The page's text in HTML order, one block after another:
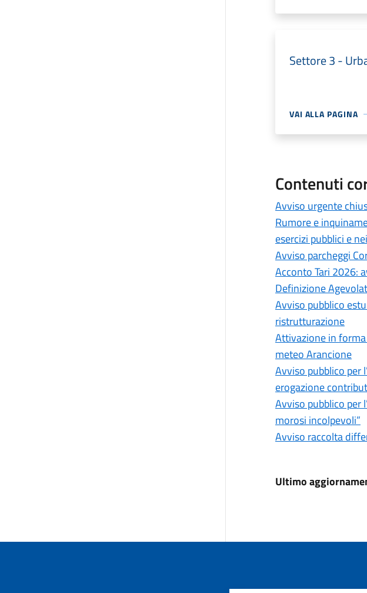
Settore 3 -
VAI ALLA PAGINA
Contenuti
Avviso urgente
Rumore e
esercizi pubblici e
Avviso parcheggi
Acconto Tari 2026:
Definizione
Avviso pubblico
ristrutturazione
Attivazione in forma
meteo Arancione
Avviso pubblico per
erogazione
Avviso pubblico per
morosi incolpevoli”
Avviso raccolta
Ultimo